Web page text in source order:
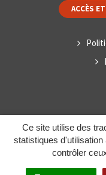
Ce site utilise des
statistiques
contrôler
ACCÈS